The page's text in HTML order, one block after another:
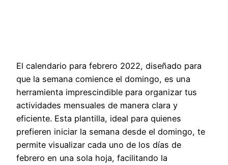
El calendario para febrero 2022, diseñado para
que la semana comience el domingo, es una
herramienta imprescindible para organizar tus
actividades mensuales de manera clara y
eficiente. Esta plantilla, ideal para quienes
prefieren iniciar la semana desde el domingo, te
permite visualizar cada uno de los días de
febrero en una sola hoja, facilitando la